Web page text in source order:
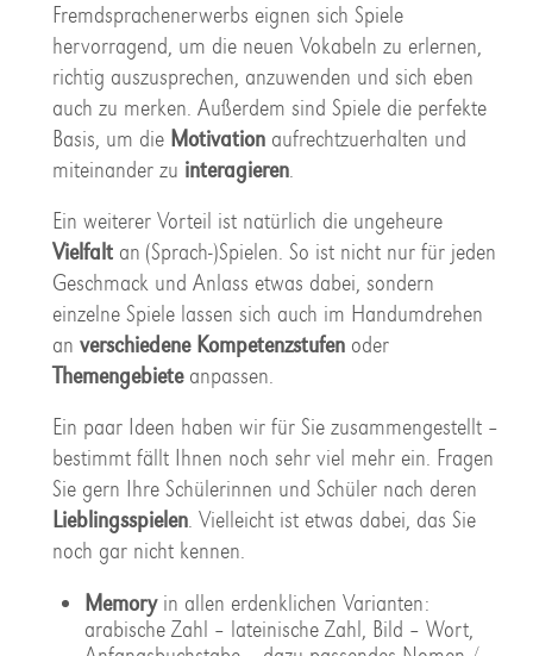
Fremdsprachenerwerbs eignen sich Spiele
hervorragend, um die neuen Vokabeln zu erlernen,
richtig auszusprechen, anzuwenden und sich eben
auch zu merken. Außerdem sind Spiele die perfekte
Basis, um die Motivationaufrechtzuerhalten und
miteinander zu interagieren.
Ein weiterer Vorteil ist natürlich die ungeheure
Vielfaltan (Sprach-)Spielen. So ist nicht nur für jeden
Geschmack und Anlass etwas dabei, sondern
einzelne Spiele lassen sich auch im Handumdrehen
an verschiedene Kompetenzstufenoder
Themengebieteanpassen.
Ein paar Ideen haben wir für Sie zusammengestellt –
bestimmt fällt Ihnen noch sehr viel mehr ein. Fragen
Sie gern Ihre Schülerinnen und Schüler nach deren
Lieblingsspielen. Vielleicht ist etwas dabei, das Sie
noch gar nicht kennen.
Memoryin allen erdenklichen Varianten:
arabische Zahl – lateinische Zahl, Bild – Wort,